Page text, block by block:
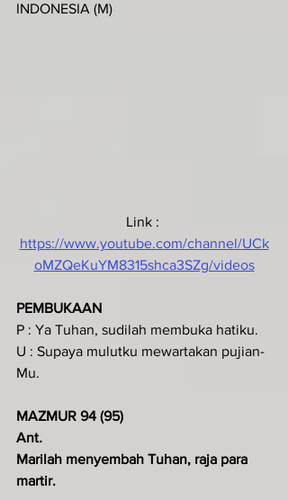
INDONESIA (M)
Link :
https://www.youtube.com/channel/UCk
oMZQeKuYM8315shca3SZg/videos
PEMBUKAAN
P : Ya Tuhan, sudilah membuka hatiku.
U : Supaya mulutku mewartakan pujian-
Mu.
MAZMUR 94 (95)
Ant.
Marilah menyembah Tuhan, raja para
martir.